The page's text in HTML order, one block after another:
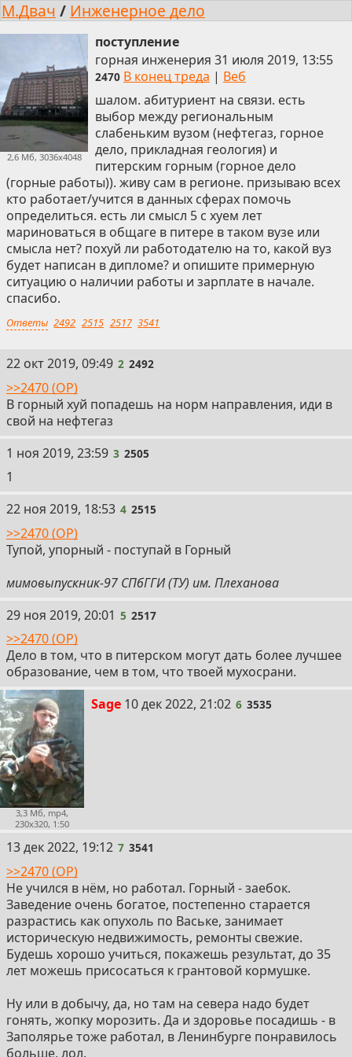
М.Двач / Инженерное дело
2,6 Мб, 3036x4048
поступление
горная инженерия 31 июля 2019, 13:55
2470 В конец треда | Веб
шалом. абитуриент на связи. есть
выбор между региональным
слабеньким вузом (нефтегаз, горное
дело, прикладная геология) и
питерским горным (горное дело
(горные работы)). живу сам в регионе. призываю всех
кто работает/учится в данных сферах помочь
определиться. есть ли смысл 5 с хуем лет
мариноваться в общаге в питере в таком вузе или
смысла нет? похуй ли работодателю на то, какой вуз
будет написан в дипломе? и опишите примерную
ситуацию о наличии работы и зарплате в начале.
спасибо.
Ответы 2492 2515 2517 3541
2
22 окт 2019, 09:49 2 2492
>>2470 (OP)
В горный хуй попадешь на норм направления, иди в
свой на нефтегаз
3
1 ноя 2019, 23:59 3 2505
1
4
22 ноя 2019, 18:53 4 2515
>>2470 (OP)
Тупой, упорный - поступай в Горный
мимовыпускник-97 СПбГГИ (ТУ) им. Плеханова
5
29 ноя 2019, 20:01 5 2517
>>2470 (OP)
Дело в том, что в питерском могут дать более лучшее
образование, чем в том, что твоей мухосрани.
3,3 Мб, mp4,
230x320, 1:50
Sage 6
10 дек 2022, 21:02 6 3535
7
13 дек 2022, 19:12 7 3541
>>2470 (OP)
Не учился в нём, но работал. Горный - заебок.
Заведение очень богатое, постепенно старается
разрастись как опухоль по Ваське, занимает
историческую недвижимость, ремонты свежие.
Будешь хорошо учиться, покажешь результат, до 35
лет можешь присосаться к грантовой кормушке.
Ну или в добычу, да, но там на севера надо будет
гонять, жопку морозить. Да и здоровье посадишь - в
Заполярье тоже работал, в Ленинбурге понравилось
больше, лол.